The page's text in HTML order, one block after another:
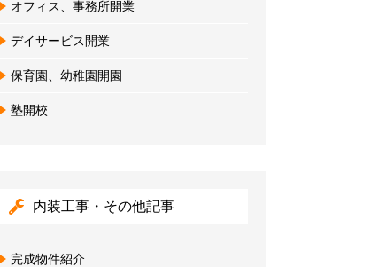
オフィス、事務所開業
デイサービス開業
保育園、幼稚園開園
塾開校
内装工事・その他記事
完成物件紹介